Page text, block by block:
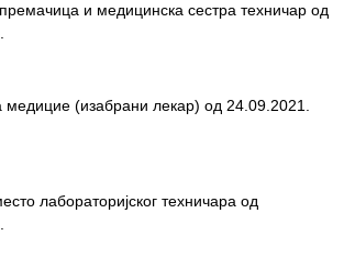
и медицинска сестра техничар од
медицие (изабрани лекар) од 24.09.2021.
лабораторијског техничара од